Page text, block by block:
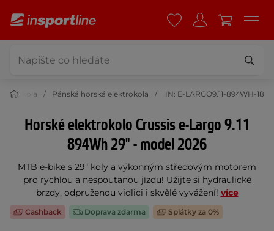
Pánská horská elektrokola IN: E-LARGO9.11-894WH-18
Horské elektrokolo Crussis e-Largo 9.11
894Wh 29" - model 2026
MTB e-bike s 29" koly a výkonným středovým motorem
pro rychlou a nespoutanou jízdu! Užijte si hydraulické
brzdy, odpruženou vidlici i skvělé vyvážení! více
Cashback Doprava zdarma Splátky za 0%